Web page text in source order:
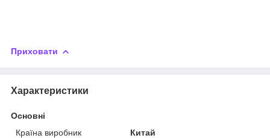
Приховати
Характеристики
Основні
Країна виробник
Китай